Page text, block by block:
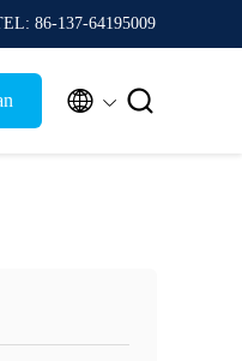
86-137-64195009
 